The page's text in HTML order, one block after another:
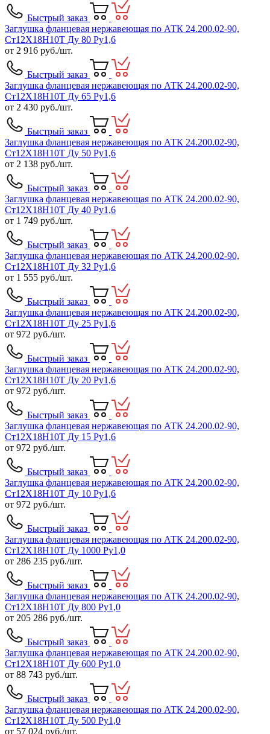
Быстрый заказ
Заглушка фланцевая нержавеющая по АТК 24.200.02-90,
Ст12Х18Н10Т Ду 80 Ру1,6
от 2 916 руб./шт.
Быстрый заказ
Заглушка фланцевая нержавеющая по АТК 24.200.02-90,
Ст12Х18Н10Т Ду 65 Ру1,6
от 2 430 руб./шт.
Быстрый заказ
Заглушка фланцевая нержавеющая по АТК 24.200.02-90,
Ст12Х18Н10Т Ду 50 Ру1,6
от 2 138 руб./шт.
Быстрый заказ
Заглушка фланцевая нержавеющая по АТК 24.200.02-90,
Ст12Х18Н10Т Ду 40 Ру1,6
от 1 749 руб./шт.
Быстрый заказ
Заглушка фланцевая нержавеющая по АТК 24.200.02-90,
Ст12Х18Н10Т Ду 32 Ру1,6
от 1 555 руб./шт.
Быстрый заказ
Заглушка фланцевая нержавеющая по АТК 24.200.02-90,
Ст12Х18Н10Т Ду 25 Ру1,6
от 972 руб./шт.
Быстрый заказ
Заглушка фланцевая нержавеющая по АТК 24.200.02-90,
Ст12Х18Н10Т Ду 20 Ру1,6
от 972 руб./шт.
Быстрый заказ
Заглушка фланцевая нержавеющая по АТК 24.200.02-90,
Ст12Х18Н10Т Ду 15 Ру1,6
от 972 руб./шт.
Быстрый заказ
Заглушка фланцевая нержавеющая по АТК 24.200.02-90,
Ст12Х18Н10Т Ду 10 Ру1,6
от 972 руб./шт.
Быстрый заказ
Заглушка фланцевая нержавеющая по АТК 24.200.02-90,
Ст12Х18Н10Т Ду 1000 Ру1,0
от 286 235 руб./шт.
Быстрый заказ
Заглушка фланцевая нержавеющая по АТК 24.200.02-90,
Ст12Х18Н10Т Ду 800 Ру1,0
от 205 286 руб./шт.
Быстрый заказ
Заглушка фланцевая нержавеющая по АТК 24.200.02-90,
Ст12Х18Н10Т Ду 600 Ру1,0
от 88 743 руб./шт.
Быстрый заказ
Заглушка фланцевая нержавеющая по АТК 24.200.02-90,
Ст12Х18Н10Т Ду 500 Ру1,0
от 57 024 руб./шт.